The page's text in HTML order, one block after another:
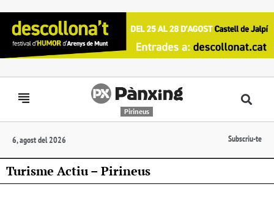
Pirineus
6, agost del 2026 Subscriu-te
Turisme Actiu – Pirineus